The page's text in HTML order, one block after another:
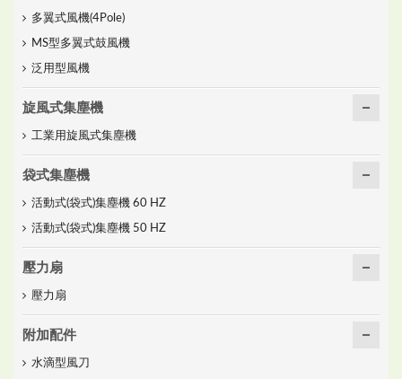
多翼式風機(4Pole)
MS型多翼式鼓風機
泛用型風機
旋風式集塵機
工業用旋風式集塵機
袋式集塵機
活動式(袋式)集塵機 60 HZ
活動式(袋式)集塵機 50 HZ
壓力扇
壓力扇
附加配件
水滴型風刀